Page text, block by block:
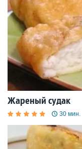
Жареный судак
30 мин.